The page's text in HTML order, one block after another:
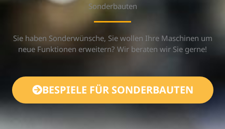
Sonderbauten
Sie haben Sonderwünsche, Sie wollen Ihre Maschinen um
neue Funktionen erweitern? Wir beraten wir Sie gerne!
BESPIELE FÜR SONDERBAUTEN